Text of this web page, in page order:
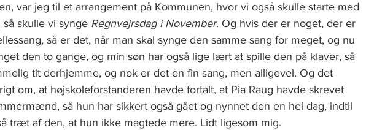
var jeg til et arrangement på Kommunen, hvor vi også skulle starte med
skulle vi synge Regnvejrsdag i November. Og hvis der er noget, der er
så er det, når man skal synge den samme sang for meget, og nu
den to gange, og min søn har også lige lært at spille den på klaver, så
tit derhjemme, og nok er det en fin sang, men alligevel. Og det
om, at højskoleforstanderen havde fortalt, at Pia Raug havde skrevet
så hun har sikkert også gået og nynnet den en hel dag, indtil
træt af den, at hun ikke magtede mere. Lidt ligesom mig.